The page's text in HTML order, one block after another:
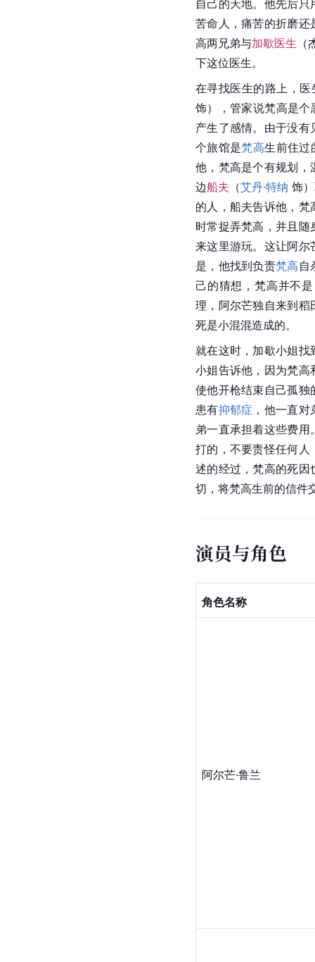
自己的天地。他先后
苦命人，痛苦的折磨
高两兄弟与加歇医生 （
下这位医生。
在寻找医生的路上，
饰），管家说梵高是
产生了感情。由于没
个旅馆是梵高生前住过
他，梵高是个有规划，
边船夫 （艾丹·特纳 饰
的人，船夫告诉他，
时常捉弄梵高，并且
来这里游玩。这让阿尔
是，他找到负责梵高 自
己的猜想， 梵高并不
理，阿尔芒独自来到稻
死是小混混造成的。
就在这时，加歇小姐
小姐告诉他，因为梵高
使他开枪结束自己孤
患有抑郁症 ，他一直
弟一直承担着这些费
打的，不要责怪任何人
述的经过，梵高的死因
切，将梵高生前的信件
演员与角色
角色名称
阿尔芒·鲁兰